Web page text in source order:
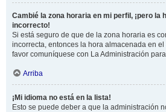
Cambié la zona horaria en mi perfil, ¡pero la
incorrecto!
Si está seguro de que de la zona horaria es
incorrecta, entonces la hora almacenada en
favor comuníquese con La Administración
Arriba
¡Mi idioma no está en la lista!
Esto se puede deber a que la administración